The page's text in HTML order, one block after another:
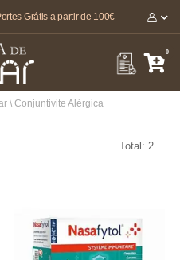
Grátis a partir de 100€
0
\ Conjuntivite Alérgica
Total: 2